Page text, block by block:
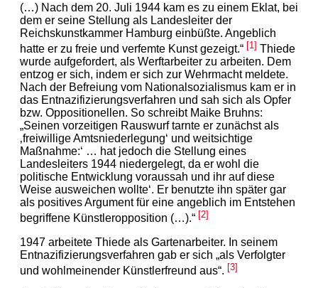
(…) Nach dem 20. Juli 1944 kam es zu einem Eklat, bei
dem er seine Stellung als Landesleiter der
Reichskunstkammer Hamburg einbüßte. Angeblich
hatte er zu freie und verfemte Kunst gezeigt.“ [1] Thiede
wurde aufgefordert, als Werftarbeiter zu arbeiten. Dem
entzog er sich, indem er sich zur Wehrmacht meldete.
Nach der Befreiung vom Nationalsozialismus kam er in
das Entnazifizierungsverfahren und sah sich als Opfer
bzw. Oppositionellen. So schreibt Maike Bruhns:
„Seinen vorzeitigen Rauswurf tarnte er zunächst als
‚freiwillige Amtsniederlegung‘ und weitsichtige
Maßnahme:‘ … hat jedoch die Stellung eines
Landesleiters 1944 niedergelegt, da er wohl die
politische Entwicklung voraussah und ihr auf diese
Weise ausweichen wollte‘. Er benutzte ihn später gar
als positives Argument für eine angeblich im Entstehen
begriffene Künstleropposition (…).“ [2]
1947 arbeitete Thiede als Gartenarbeiter. In seinem
Entnazifizierungsverfahren gab er sich „als Verfolgter
und wohlmeinender Künstlerfreund aus“. [3]